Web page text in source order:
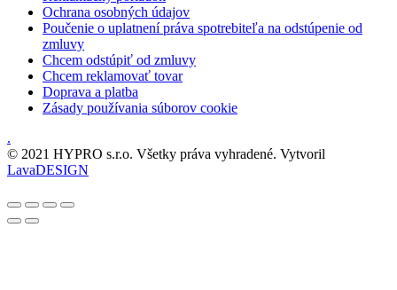
Ochrana osobných údajov
Poučenie o uplatnení práva spotrebiteľa na odstúpenie od
zmluvy
Chcem odstúpiť od zmluvy
Chcem reklamovať tovar
Doprava a platba
Zásady používania súborov cookie
.
© 2021 HYPRO s.r.o. Všetky práva vyhradené. Vytvoril
LavaDESIGN
Scroll
Up